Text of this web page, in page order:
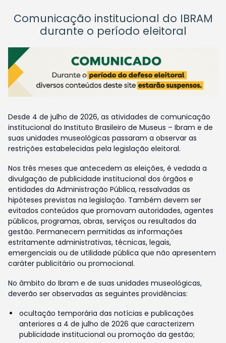
Comunicação institucional do IBRAM
durante o período eleitoral
Desde 4 de julho de 2026, as atividades de comunicação
institucional do Instituto Brasileiro de Museus – Ibram e de
suas unidades museológicas passaram a observar as
restrições estabelecidas pela legislação eleitoral.
Nos três meses que antecedem as eleições, é vedada a
divulgação de publicidade institucional dos órgãos e
entidades da Administração Pública, ressalvadas as
hipóteses previstas na legislação. Também devem ser
evitados conteúdos que promovam autoridades, agentes
públicos, programas, obras, serviços ou resultados da
gestão. Permanecem permitidas as informações
estritamente administrativas, técnicas, legais,
emergenciais ou de utilidade pública que não apresentem
caráter publicitário ou promocional.
No âmbito do Ibram e de suas unidades museológicas,
deverão ser observadas as seguintes providências:
ocultação temporária das notícias e publicações
anteriores a 4 de julho de 2026 que caracterizem
publicidade institucional ou promoção da gestão;